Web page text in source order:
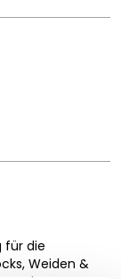
für die
Weiden &